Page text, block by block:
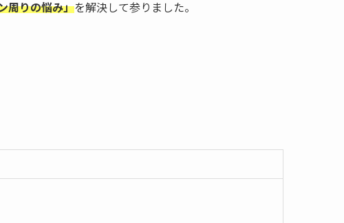
周りの悩み」を解決して参りました。